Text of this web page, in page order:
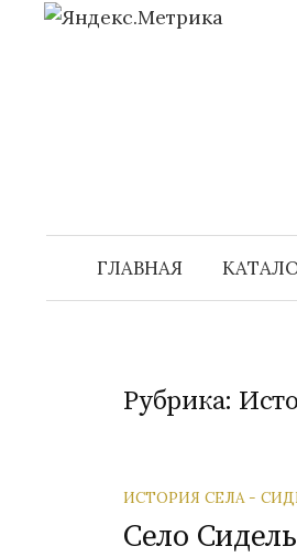
ГЛАВНАЯ
Рубрика:
ИСТОРИЯ СЕЛА -
Село